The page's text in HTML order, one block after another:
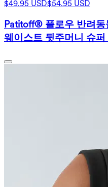
$49.95 USD$54.95 USD
Patitoff® 플로우 반려동
웨이스트 뒷주머니 슈